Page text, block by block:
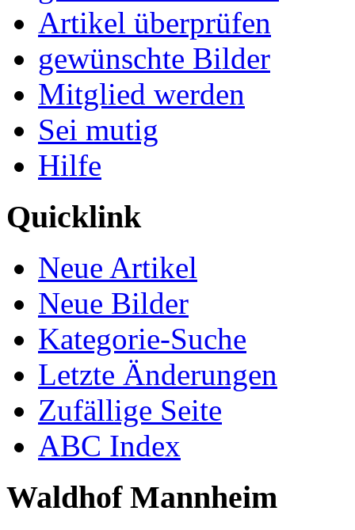
Artikel überprüfen
gewünschte Bilder
Mitglied werden
Sei mutig
Hilfe
Quicklink
Neue Artikel
Neue Bilder
Kategorie-Suche
Letzte Änderungen
Zufällige Seite
ABC Index
Waldhof Mannheim